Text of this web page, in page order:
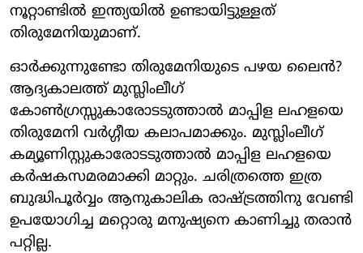
നൂറ്റാണ്ടില്‍ ഇന്ത്യയില്‍ ഉണ്ടായിട്ടുള്ളത്
തിരുമേനിയുമാണ്.
ഓര്‍ക്കുന്നുണ്ടോ തിരുമേനിയുടെ പഴയ ലൈന്‍?
ആദ്യകാലത്ത് മുസ്ലിംലീഗ്
കോണ്‍ഗ്രസ്സുകാരോടടുത്താല്‍ മാപ്പിള ലഹളയെ
തിരുമേനി വര്‍ഗ്ഗീയ കലാപമാക്കും. മുസ്ലിംലീഗ്
കമ്യൂണിസ്റ്റുകാരോടടുത്താല്‍ മാപ്പിള ലഹളയെ
കര്‍ഷകസമരമാക്കി മാറ്റും. ചരിത്രത്തെ ഇത്ര
ബുദ്ധിപൂര്‍വ്വം ആനുകാലിക രാഷ്ട്രത്തിനു വേണ്ടി
ഉപയോഗിച്ച മറ്റൊരു മനുഷ്യനെ കാണിച്ചു തരാന്‍
പറ്റില്ല.